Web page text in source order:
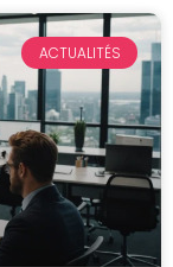
ACTUALITÉS